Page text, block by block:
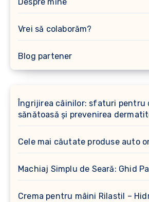
Despre mine
Vrei să colaborăm?
Blog partener
Îngrijirea câinilor: sfaturi pentru
sănătoasă și prevenirea
Cele mai căutate produse auto
Machiaj Simplu de Seară: Ghid
Crema pentru mâini Rilastil –